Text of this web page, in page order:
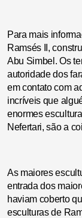
Para mais
Ramsés II,
Abu Simbel. Os
autoridade dos
em contato com
incríveis que
enormes
Nefertari, são a
As maiores
entrada dos
haviam coberto
esculturas de